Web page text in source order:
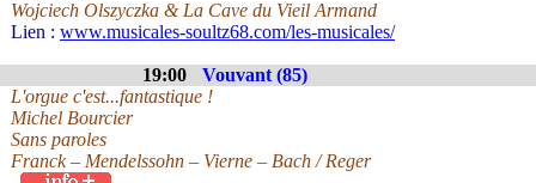
Wojciech Olszyczka & La Cave du Vieil Armand
Lien : www.musicales-soultz68.com/les-musicales/
19:00 Vouvant (85)
L'orgue c'est...fantastique !
Michel Bourcier
Sans paroles
Franck – Mendelssohn – Vierne – Bach / Reger